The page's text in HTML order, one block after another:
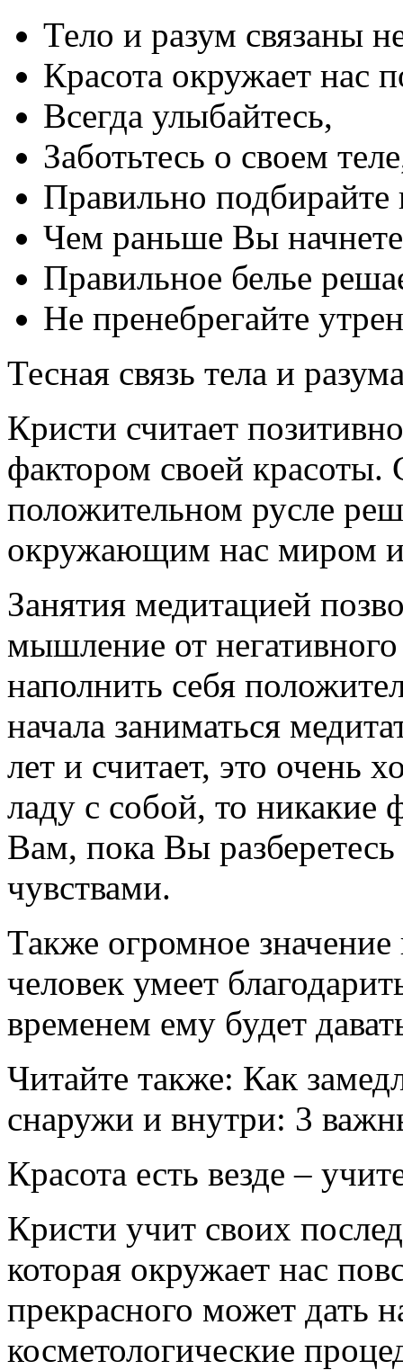
Тело и разум связаны
Красота окружает нас
Всегда улыбайтесь,
Заботьтесь о своем
Правильно
Чем раньше Вы
Правильное белье
Не пренебрегайте
Тесная связь тела и
Кристи считает
фактором своей
положительном русле
окружающим нас миром и
Занятия медитацией
мышление от
наполнить себя
начала заниматься
лет и считает, это
ладу с собой, то никакие
Вам, пока Вы
чувствами.
Также огромное
человек умеет
временем ему будет
Читайте также: Как
снаружи и внутри: 3
Красота есть везде –
Кристи учит своих
которая окружает нас
прекрасного может дать
косметологические